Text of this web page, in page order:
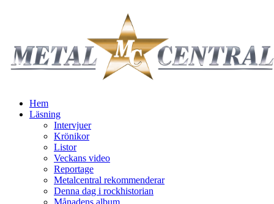
Hem
Läsning
Intervjuer
Krönikor
Listor
Veckans video
Reportage
Metalcentral rekommenderar
Denna dag i rockhistorian
Månadens album